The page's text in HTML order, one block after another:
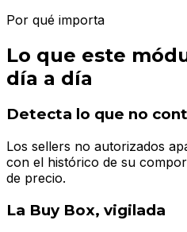
Por qué importa
Lo que este
día a día
Detecta lo que no
Los sellers no autorizados
con el histórico de su
de precio.
La Buy Box, vigilada